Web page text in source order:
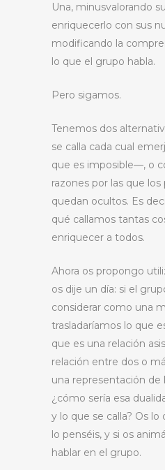
Una, minusvalorando
enriquecerlo con sus
modificando la
lo que el grupo habla.
Pero sigamos.
Tenemos dos
se calla cada cual
que es imposible—, o
razones por las que
quedan ocultos. Es
qué callamos tantas
enriquecer a todos.
Ahora os propongo
os dije un día: si el
considerar como una
trasladaríamos lo que
que es una relación
relación entre dos o
una representación
¿cómo sería esa
y lo que se calla? Os lo
lo penséis, y si os
hablar en el grupo.